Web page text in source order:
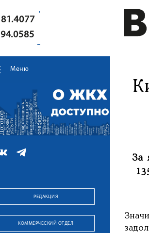
81.4077
94.0585
Меню
РЕДАКЦИЯ
КОММЕРЧЕСКИЙ ОТДЕЛ
За